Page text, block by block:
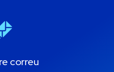
correu